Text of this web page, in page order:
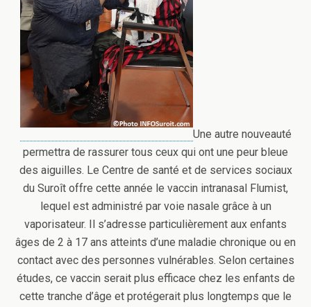
Une autre nouveauté
permettra de rassurer tous ceux qui ont une peur bleue
des aiguilles. Le Centre de santé et de services sociaux
du Suroît offre cette année le vaccin intranasal Flumist,
lequel est administré par voie nasale grâce à un
vaporisateur. Il s’adresse particulièrement aux enfants
âges de 2 à 17 ans atteints d’une maladie chronique ou en
contact avec des personnes vulnérables. Selon certaines
études, ce vaccin serait plus efficace chez les enfants de
cette tranche d’âge et protégerait plus longtemps que le